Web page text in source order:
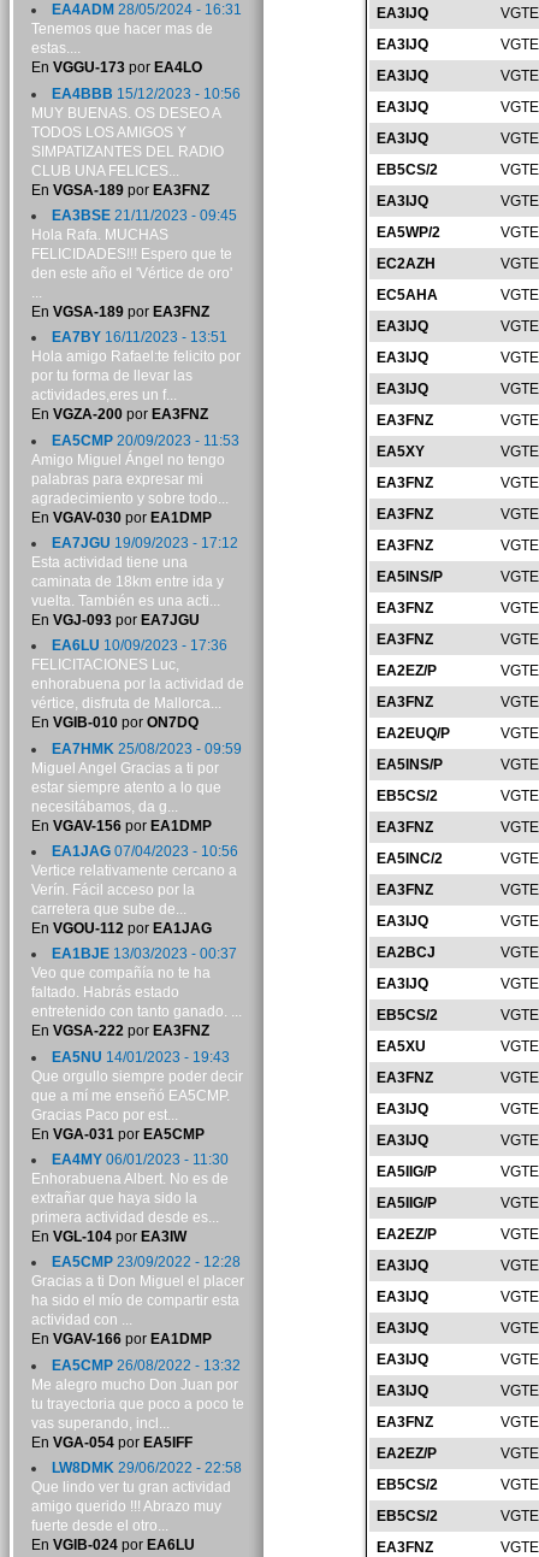
EA3IJQ
EA3IJQ
EA3IJQ
EA3IJQ
EA3IJQ
EB5CS/2
EA3IJQ
EA5WP/2
EC2AZH
EC5AHA
EA3IJQ
EA3IJQ
EA3IJQ
EA3FNZ
EA5XY
EA3FNZ
EA3FNZ
EA3FNZ
EA5INS/P
EA3FNZ
EA3FNZ
EA2EZ/P
EA3FNZ
EA2EUQ/P
EA5INS/P
EB5CS/2
EA3FNZ
EA5INC/2
EA3FNZ
EA3IJQ
EA2BCJ
EA3IJQ
EB5CS/2
EA5XU
EA3FNZ
EA3IJQ
EA3IJQ
EA5IIG/P
EA5IIG/P
EA2EZ/P
EA3IJQ
EA3IJQ
EA3IJQ
EA3IJQ
EA3IJQ
EA3FNZ
EA2EZ/P
EB5CS/2
EB5CS/2
EA3FNZ
EA4ADM 28/05/2024 - 16:31
Tenemos que hacer mas de
estas....
En VGGU-173por EA4LO
EA4BBB 15/12/2023 - 10:56
MUY BUENAS. OS DESEO A
TODOS LOS AMIGOS Y
SIMPATIZANTES DEL RADIO
CLUB UNA FELICES...
En VGSA-189por EA3FNZ
EA3BSE21/11/2023 - 09:45
Hola Rafa. MUCHAS
FELICIDADES!!! Espero que te
den este año el 'Vértice de oro'
...
En VGSA-189por EA3FNZ
EA7BY16/11/2023 - 13:51
Hola amigo Rafael:te felicito por
por tu forma de llevar las
actividades,eres un f...
En VGZA-200por EA3FNZ
EA5CMP20/09/2023 - 11:53
Amigo Miguel Ángel no tengo
palabras para expresar mi
agradecimiento y sobre todo...
En VGAV-030por EA1DMP
EA7JGU 19/09/2023 - 17:12
Esta actividad tiene una
caminata de 18km entre ida y
vuelta. También es una acti...
En VGJ-093por EA7JGU
EA6LU 10/09/2023 - 17:36
FELICITACIONES Luc,
enhorabuena por la actividad de
vértice, disfruta de Mallorca...
En VGIB-010por ON7DQ
EA7HMK 25/08/2023 - 09:59
Miguel Angel Gracias a ti por
estar siempre atento a lo que
necesitábamos, da g...
En VGAV-156por EA1DMP
EA1JAG07/04/2023 - 10:56
Vertice relativamente cercano a
Verín. Fácil acceso por la
carretera que sube de...
En VGOU-112por EA1JAG
EA1BJE13/03/2023 - 00:37
Veo que compañía no te ha
faltado. Habrás estado
entretenido con tanto ganado. ...
En VGSA-222por EA3FNZ
EA5NU 14/01/2023 - 19:43
Que orgullo siempre poder decir
que a mí me enseñó EA5CMP.
Gracias Paco por est...
En VGA-031 por EA5CMP
EA4MY06/01/2023 - 11:30
Enhorabuena Albert. No es de
extrañar que haya sido la
primera actividad desde es...
En VGL-104por EA3IW
EA5CMP23/09/2022 - 12:28
Gracias a ti Don Miguel el placer
ha sido el mío de compartir esta
actividad con ...
En VGAV-166por EA1DMP
EA5CMP26/08/2022 - 13:32
Me alegro mucho Don Juan por
tu trayectoria que poco a poco te
vas superando, incl...
En VGA-054por EA5IFF
LW8DMK29/06/2022 - 22:58
Que lindo ver tu gran actividad
amigo querido !!! Abrazo muy
fuerte desde el otro...
En VGIB-024por EA6LU